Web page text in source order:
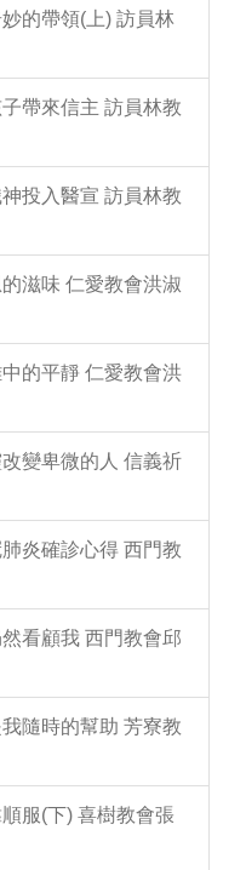
的帶領(上) 訪員林
帶來信主 訪員林教
投入醫宣 訪員林教
滋味 仁愛教會洪淑
的平靜 仁愛教會洪
變卑微的人 信義祈
炎確診心得 西門教
看顧我 西門教會邱
隨時的幫助 芳寮教
服(下) 喜樹教會張